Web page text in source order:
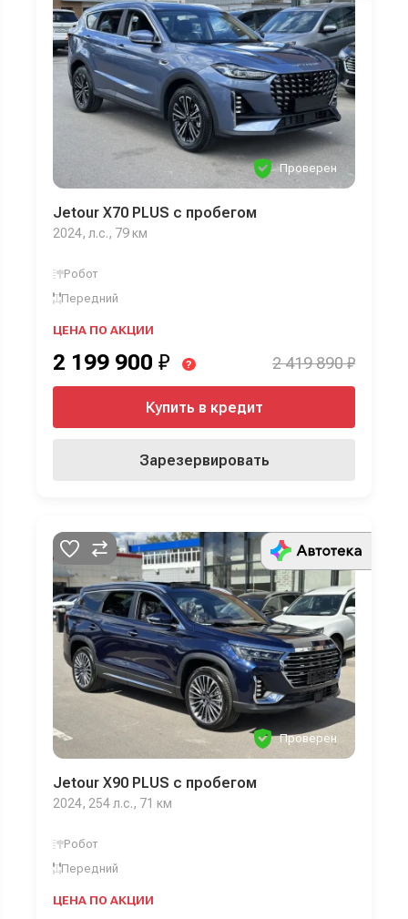
Проверен
Jetour X70 PLUS с пробегом
2024, л.с., 79 км
Робот
Передний
ЦЕНА ПО АКЦИИ
2 199 900 ₽ ? 2 419 890 ₽
Купить в кредит
Зарезервировать
Проверен
Jetour X90 PLUS с пробегом
2024, 254 л.с., 71 км
Робот
Передний
ЦЕНА ПО АКЦИИ